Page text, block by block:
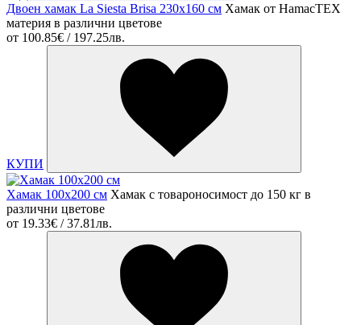
Двоен хамак La Siesta Brisa 230x160 см Хамак от HamacTEX
материя в различни цветове
от 100.85€ / 197.25лв.
КУПИ
Хамак 100х200 см Хамак с товароносимост до 150 кг в
различни цветове
от 19.33€ / 37.81лв.